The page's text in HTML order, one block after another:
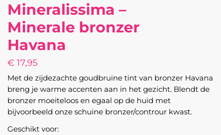
Mineralissima –
Minerale bronzer
Havana
€ 17,95
Met de zijdezachte goudbruine tint van bronzer Havana
breng je warme accenten aan in het gezicht. Blendt de
bronzer moeiteloos en egaal op de huid met
bijvoorbeeld onze schuine bronzer/controur kwast.
Geschikt voor: